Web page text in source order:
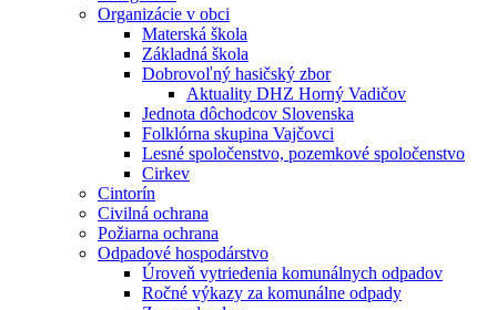
Organizácie v obci
Materská škola
Základná škola
Dobrovoľný hasičský zbor
Aktuality DHZ Horný Vadičov
Jednota dôchodcov Slovenska
Folklórna skupina Vajčovci
Lesné spoločenstvo, pozemkové spoločenstvo
Cirkev
Cintorín
Civilná ochrana
Požiarna ochrana
Odpadové hospodárstvo
Úroveň vytriedenia komunálnych odpadov
Ročné výkazy za komunálne odpady